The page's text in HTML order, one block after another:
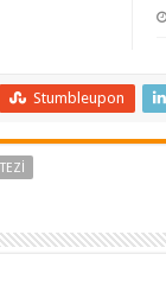
Stumbleupon